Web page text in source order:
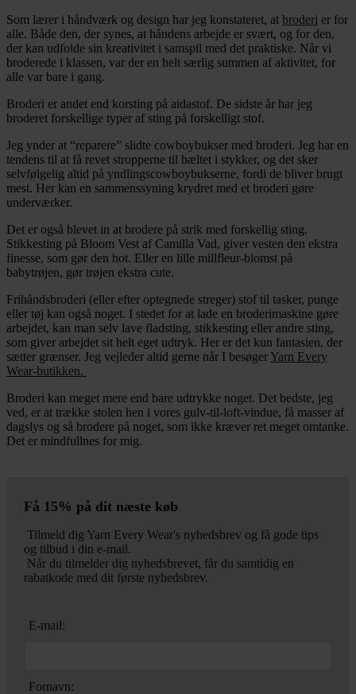
Som lærer i håndværk og design har jeg konstateret, at broderi er for
alle. Både den, der synes, at håndens arbejde er svært, og for den,
der kan udfolde sin kreativitet i samspil med det praktiske. Når vi
broderede i klassen, var der en helt særlig summen af aktivitet, for
alle var bare i gang.
Broderi er andet end korsting på aidastof. De sidste år har jeg
broderet forskellige typer af sting på forskelligt stof.
Jeg ynder at “reparere” slidte cowboybukser med broderi. Jeg har en
tendens til at få revet stropperne til bæltet i stykker, og det sker
selvfølgelig altid på yndlingscowboybukserne, fordi de bliver brugt
mest. Her kan en sammenssyning krydret med et broderi gøre
underværker.
Det er også blevet in at brodere på strik med forskellig sting.
Stikkesting på Bloom Vest af Camilla Vad, giver vesten den ekstra
finesse, som gør den hot. Eller en lille millfleur-blomst på
babytrøjen, gør trøjen ekstra cute.
Frihåndsbroderi (eller efter optegnede streger) stof til tasker, punge
eller tøj kan også noget. I stedet for at lade en broderimaskine gøre
arbejdet, kan man selv lave fladsting, stikkesting eller andre sting,
som giver arbejdet sit helt eget udtryk. Her er det kun fantasien, der
sætter grænser. Jeg vejleder altid gerne når I besøgerYarn Every
Wear-butikken.
Broderi kan meget mere end bare udtrykke noget. Det bedste, jeg
ved, er at trække stolen hen i vores gulv-til-loft-vindue, få masser af
dagslys og så brodere på noget, som ikke kræver ret meget omtanke.
Det er mindfullnes for mig.
Få 15% på dit næste køb
Tilmeld dig Yarn Every Wear's nyhedsbrev og få gode tips
og tilbud i din e-mail.
Når du tilmelder dig nyhedsbrevet, får du samtidig en
rabatkode med dit første nyhedsbrev.
E-mail:
Fornavn: